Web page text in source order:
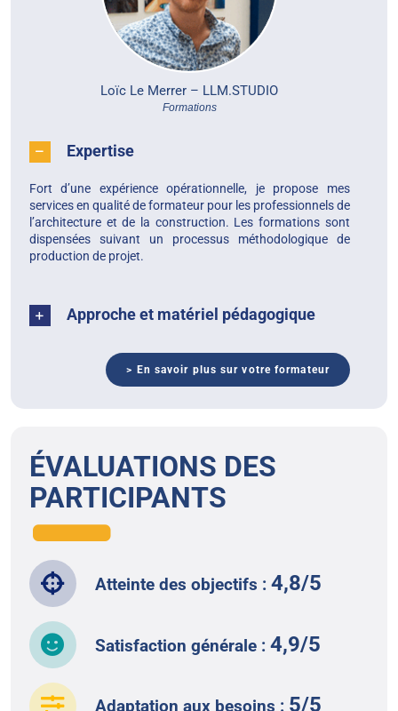
Loïc Le Merrer – LLM.STUDIO
Formations
Expertise
Fort d’une expérience opérationnelle, je propose mes
services en qualité de formateur pour les professionnels de
l’architecture et de la construction. Les formations sont
dispensées suivant un processus méthodologique de
production de projet.
Approche et matériel pédagogique
> En savoir plus sur votre formateur
ÉVALUATIONS DES
PARTICIPANTS
Atteinte des objectifs : 4,8/5
Satisfaction générale : 4,9/5
Adaptation aux besoins : 5/5